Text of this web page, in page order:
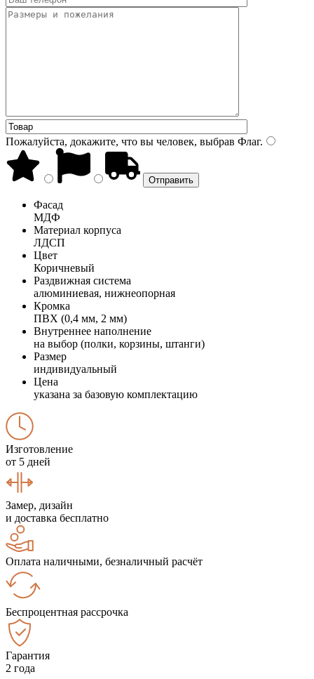
Пожалуйста, докажите, что вы человек, выбрав Флаг.
Фасад
МДФ
Материал корпуса
ЛДСП
Цвет
Коричневый
Раздвижная система
алюминиевая, нижнеопорная
Кромка
ПВХ (0,4 мм, 2 мм)
Внутреннее наполнение
на выбор (полки, корзины, штанги)
Размер
индивидуальный
Цена
указана за базовую комплектацию
Изготовление
от 5 дней
Замер, дизайн
и доставка бесплатно
Оплата наличными, безналичный расчёт
Беспроцентная рассрочка
Гарантия
2 года